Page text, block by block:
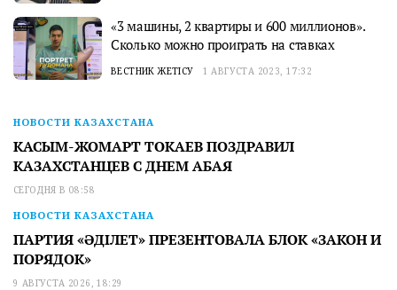
«3 машины, 2 квартиры и 600 миллионов».
Сколько можно проиграть на ставках
ВЕСТНИК ЖЕТІСУ 1 АВГУСТА 2023, 17:32
НОВОСТИ КАЗАХСТАНА
КАСЫМ-ЖОМАРТ ТОКАЕВ ПОЗДРАВИЛ
КАЗАХСТАНЦЕВ С ДНЕМ АБАЯ
СЕГОДНЯ В 08:58
НОВОСТИ КАЗАХСТАНА
ПАРТИЯ «ӘДІЛЕТ» ПРЕЗЕНТОВАЛА БЛОК «ЗАКОН И
ПОРЯДОК»
9 АВГУСТА 2026, 18:29